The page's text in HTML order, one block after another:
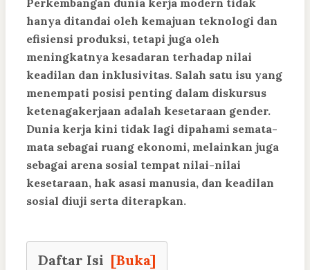
Perkembangan dunia kerja modern tidak
hanya ditandai oleh kemajuan teknologi dan
efisiensi produksi, tetapi juga oleh
meningkatnya kesadaran terhadap nilai
keadilan dan inklusivitas. Salah satu isu yang
menempati posisi penting dalam diskursus
ketenagakerjaan adalah kesetaraan gender.
Dunia kerja kini tidak lagi dipahami semata-
mata sebagai ruang ekonomi, melainkan juga
sebagai arena sosial tempat nilai-nilai
kesetaraan, hak asasi manusia, dan keadilan
sosial diuji serta diterapkan.
Daftar Isi [Buka]